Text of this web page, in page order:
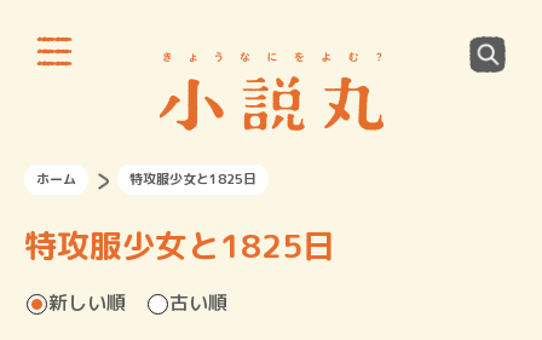
ホーム 特攻服少女と1825日
特攻服少女と1825日
新しい順 古い順